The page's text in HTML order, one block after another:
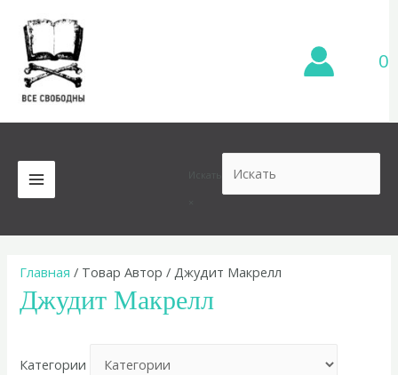
содержимому
0
MAIN
MENU
Главная / Товар Автор / Джудит Макрелл
Джудит Макрелл
Категории